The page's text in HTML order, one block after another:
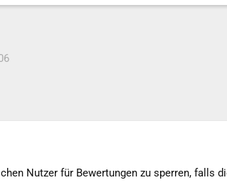
Nutzer für Bewertungen zu sperren, falls